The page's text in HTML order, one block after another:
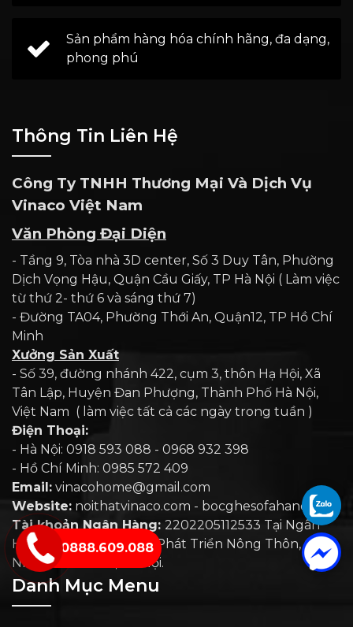
Sản phẩm hàng hóa chính hãng, đa dạng,
phong phú
Thông Tin Liên Hệ
Công Ty TNHH Thương Mại Và Dịch Vụ
Vinaco Việt Nam
Văn Phòng Đại Diện
- Tầng 9, Tòa nhà 3D center, Số 3 Duy Tân, Phường
Dịch Vọng Hậu, Quận Cầu Giấy, TP Hà Nội ( Làm việc
từ thứ 2- thứ 6 và sáng thứ 7)
- Đường TA04, Phường Thới An, Quận12, TP Hồ Chí
Minh
Xưởng Sản Xuất
- Số 39, đường nhánh 422, cụm 3, thôn Hạ Hội, Xã
Tân Lập, Huyện Đan Phượng, Thành Phố Hà Nội,
Việt Nam ( làm việc tất cả các ngày trong tuần )
Điện Thoại:
- Hà Nội: 0918 593 088 - 0968 932 398
- Hồ Chí Minh: 0985 572 409
Email: vinacohome@gmail.com
Website: noithatvinaco.com - bocghesofahanoi.com
Tài khoản Ngân Hàng: 2202205112533 Tại Ngân
Hàng Nông Nghiệp Và Phát Triển Nông Thôn, Chi
Nhánh Hoài Đức, Hà Nội.
Danh Mục Menu
0888.609.088